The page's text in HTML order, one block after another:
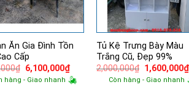
Ăn Gia Đình Tồn
Cấp
₫ Giá
gốc
là:
6,100,000₫Giá
hiện
tại
hàng - Giao nhanh
Tủ Kệ Trưng Bày Màu
Trắng Cũ, Đẹp 99%
2,000,000₫ Giá
gốc
là:
1,600,000₫
Còn hàng - Giao nhanh